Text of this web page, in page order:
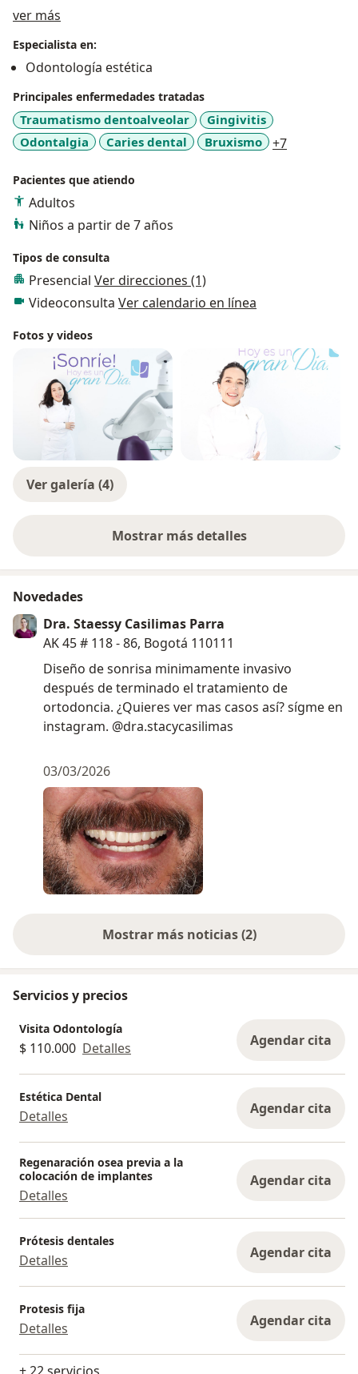
ver más
Especialista en:
Odontología estética
Principales enfermedades tratadas
Traumatismo dentoalveolar
Gingivitis
Odontalgia
Caries dental Bruxismo +7
Pacientes que atiendo
Adultos
Niños a partir de 7 años
Tipos de consulta
Presencial Ver direcciones (1)
Videoconsulta Ver calendario en línea
Fotos y videos
Ver galería (4)
Mostrar más detalles
sobre la experiencia
Novedades
Dra. Staessy Casilimas Parra
AK 45 # 118 - 86, Bogotá 110111
Diseño de sonrisa minimamente invasivo
después de terminado el tratamiento de
ortodoncia. ¿Quieres ver mas casos así? sígme en
instagram. @dra.stacycasilimas
03/03/2026
Mostrar más noticias (2)
Servicios y precios
Visita Odontología
$ 110.000 Detalles Agendar cita
Estética Dental
Detalles Agendar cita
Regenaración osea previa a la
colocación de implantes
Detalles
Agendar cita
Prótesis dentales
Detalles Agendar cita
Protesis fija
Detalles Agendar cita